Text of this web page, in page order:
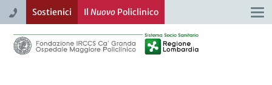
Sostienici Il NuovoPoliclinico